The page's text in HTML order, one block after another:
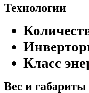
Технологии
Класс
Вес и габариты